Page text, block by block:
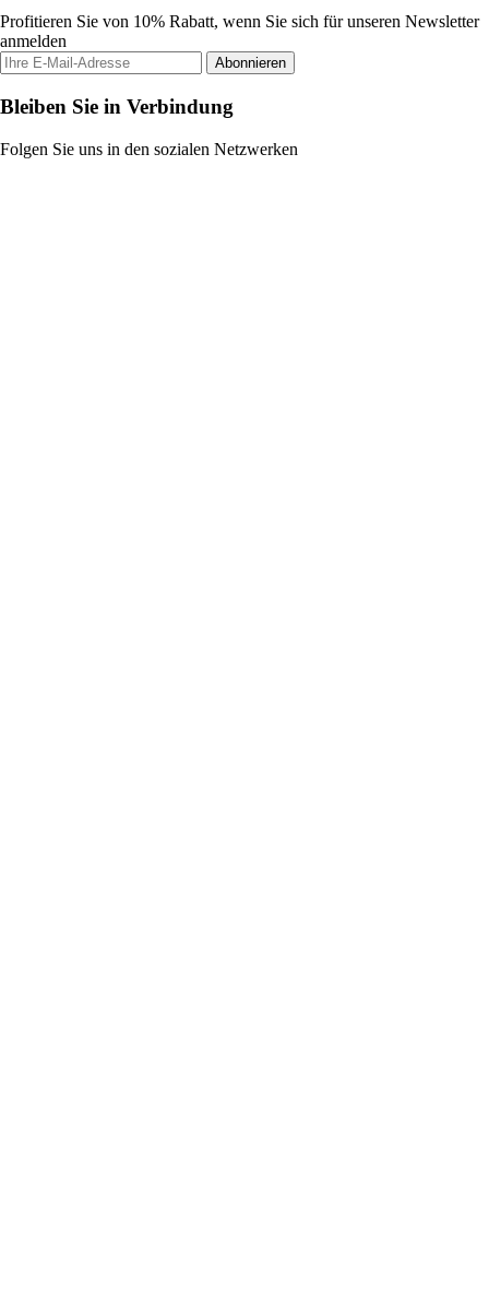
Profitieren Sie von 10% Rabatt, wenn Sie sich für unseren Newsletter
anmelden
Abonnieren
Bleiben Sie in Verbindung
Folgen Sie uns in den sozialen Netzwerken